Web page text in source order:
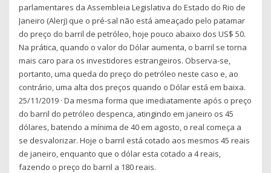
parlamentares da Assembleia Legislativa do Estado do Rio de
Janeiro (Alerj) que o pré-sal não está ameaçado pelo patamar
do preço do barril de petróleo, hoje pouco abaixo dos US$ 50.
Na prática, quando o valor do Dólar aumenta, o barril se torna
mais caro para os investidores estrangeiros. Observa-se,
portanto, uma queda do preço do petróleo neste caso e, ao
contrário, uma alta dos preços quando o Dólar está em baixa.
25/11/2019 · Da mesma forma que imediatamente após o preço
do barril do petróleo despenca, atingindo em janeiro os 45
dólares, batendo a mínima de 40 em agosto, o real começa a
se desvalorizar. Hoje o barril está cotado aos mesmos 45 reais
de janeiro, enquanto que o dólar esta cotado a 4 reais,
fazendo o preço do barril a 180 reais.